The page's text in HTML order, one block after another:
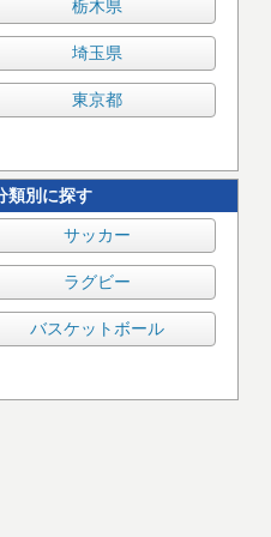
栃木県
埼玉県
東京都
類別に探す
サッカー
ラグビー
バスケットボール